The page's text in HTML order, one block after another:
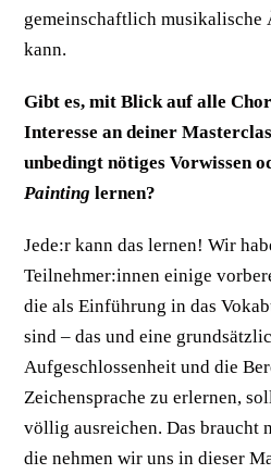
gemeinschaftlich musikalische
kann.
Gibt es, mit Blick auf alle
Interesse an deiner
unbedingt nötiges Vorwissen
Painting lernen?
Jede:r kann das lernen! Wir
Teilnehmer:innen einige
die als Einführung in das
sind – das und eine
Aufgeschlossenheit und die
Zeichensprache zu erlernen,
völlig ausreichen. Das braucht
die nehmen wir uns in dieser